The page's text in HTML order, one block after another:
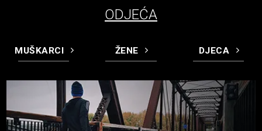
ODJEĆA
MUŠKARCI ŽENE DJECA